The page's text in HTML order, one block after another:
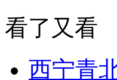
看了又看
西宁青